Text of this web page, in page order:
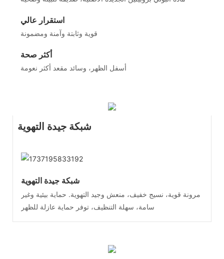
استقرار عالي
قوية وثابتة وآمنة ومضمونة
أكثر صحة
أسفل الظهر، وسائد مقعد أكثر نعومة
شبكة جيدة التهوية
شبكة جيدة التهوية
مرونة قوية، نسيج خفيف، منعش وجيد التهوية. حماية بيئية وغير
سامة، سهلة التنظيف، توفر حماية عازلة للظهر